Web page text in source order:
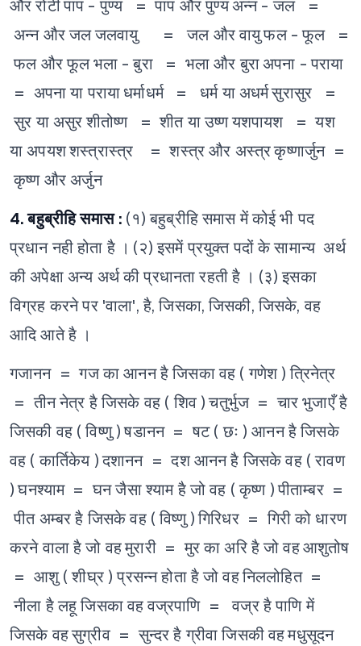
और रोटीपाप - पुण्य = पाप और पुण्यअन्न - जल =
अन्न और जलजलवायु = जल और वायुफल - फूल =
फल और फूल भला - बुरा = भला और बुराअपना - पराया
= अपना या परायाधर्माधर्म = धर्म या अधर्मसुरासुर =
सुर या असुर शीतोष्ण = शीत या उष्णयशपायश = यश
या अपयशशस्त्रास्त्र = शस्त्र और अस्त्र कृष्णार्जुन =
कृष्ण और अर्जुन
4. बहुब्रीहि समास : (१) बहुब्रीहि समास में कोई भी पद
प्रधान नही होता है । (२) इसमें प्रयुक्त पदों के सामान्य अर्थ
की अपेक्षा अन्य अर्थ की प्रधानता रहती है । (३) इसका
विग्रह करने पर 'वाला', है, जिसका, जिसकी, जिसके, वह
आदि आते है ।
गजानन = गज का आनन है जिसका वह ( गणेश ) त्रिनेत्र
= तीन नेत्र है जिसके वह ( शिव ) चतुर्भुज = चार भुजाएँ है
जिसकी वह ( विष्णु ) षडानन = षट ( छः ) आनन है जिसके
वह ( कार्तिकेय ) दशानन = दश आनन है जिसके वह ( रावण
) घनश्याम = घन जैसा श्याम है जो वह ( कृष्ण ) पीताम्बर =
पीत अम्बर है जिसके वह ( विष्णु ) गिरिधर = गिरी को धारण
करने वाला है जो वहमुरारी = मुर का अरि है जो वहआशुतोष
= आशु ( शीघ्र ) प्रसन्न होता है जो वहनिललोहित =
नीला है लहू जिसका वह वज्रपाणि = वज्र है पाणि में
जिसके वहसुग्रीव = सुन्दर है ग्रीवा जिसकी वह मधुसूदन